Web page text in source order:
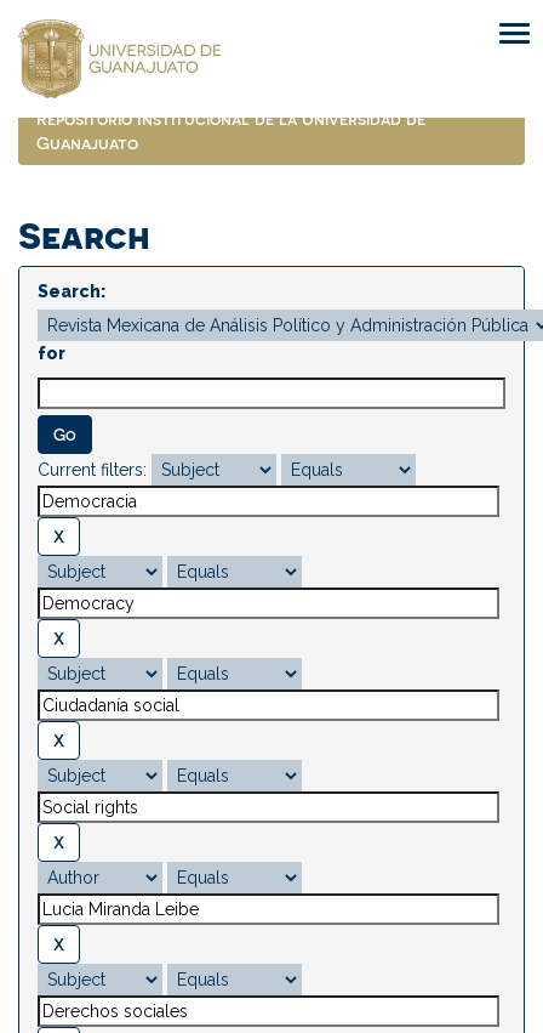
navigation
Repositorio Institucional de la Universidad de
Guanajuato
Search
Search:
for
Current filters: